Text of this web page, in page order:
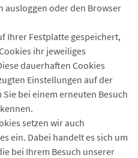
ausloggen oder den Browser
Ihrer Festplatte gespeichert,
ihr jeweiliges
dauerhaften Cookies
Einstellungen auf der
bei einem erneuten Besuch
setzen wir auch
ein. Dabei handelt es sich um
bei Ihrem Besuch unserer